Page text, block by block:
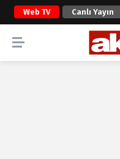
Web TV Canlı Yayın